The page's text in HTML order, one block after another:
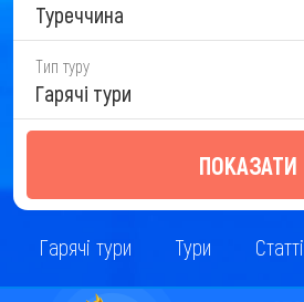
Туреччина
Тип туру
Гарячі тури
ПОКАЗАТИ
Гарячі тури Тури Статті